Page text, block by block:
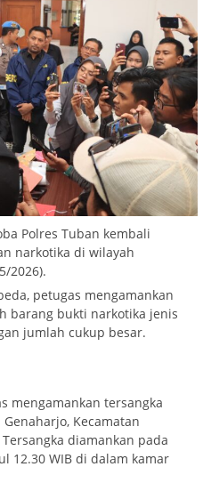
Polres Tuban kembali
narkotika di wilayah
2026).
petugas mengamankan
barang bukti narkotika jenis
jumlah cukup besar.
mengamankan tersangka
Kecamatan
diamankan pada
12.30 WIB di dalam kamar